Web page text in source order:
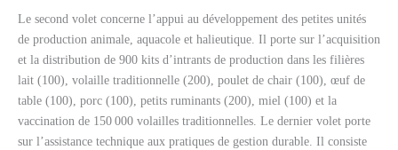
Le second volet concerne l’appui au développement des petites unités
de production animale, aquacole et halieutique. Il porte sur l’acquisition
et la distribution de 900 kits d’intrants de production dans les filières
lait (100), volaille traditionnelle (200), poulet de chair (100), œuf de
table (100), porc (100), petits ruminants (200), miel (100) et la
vaccination de 150 000 volailles traditionnelles. Le dernier volet porte
sur l’assistance technique aux pratiques de gestion durable. Il consiste